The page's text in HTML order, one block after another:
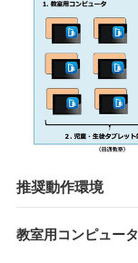
推奨動作環境
教室用コンピュータ